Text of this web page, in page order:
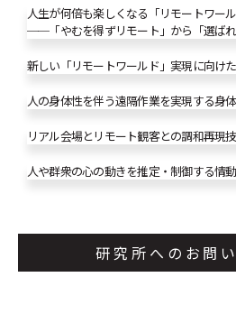
人生が何倍も楽しくなる「リモートワー
──「やむを得ずリモート」から「選ば
新しい「リモートワールド」実現に向け
人の身体性を伴う遠隔作業を実現する身
リアル会場とリモート観客との調和再現
人や群衆の心の動きを推定・制御する情
研究所へのお問